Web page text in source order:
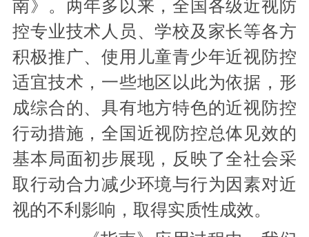
南》。两年多以来，全国各级近视防
控专业技术人员、学校及家长等各方
积极推广、使用儿童青少年近视防控
适宜技术，一些地区以此为依据，形
成综合的、具有地方特色的近视防控
行动措施，全国近视防控总体见效的
基本局面初步展现，反映了全社会采
取行动合力减少环境与行为因素对近
视的不利影响，取得实质性成效。